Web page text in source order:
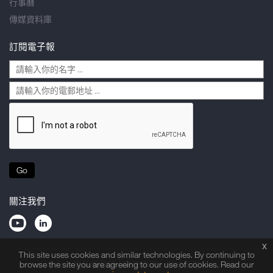
行事曆
傳媒資料庫
訂閱電子報
Go
關注我們
隱私權聲明 法律申明 網站指南
This site uses cookies and similar technologies. By continuing to
browse the site you are agreeing to our use of cookies. Read our
x